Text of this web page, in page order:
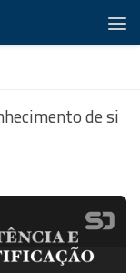
de si